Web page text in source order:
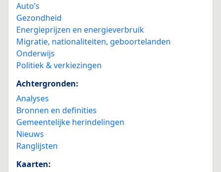
Auto’s
Gezondheid
Energieprijzen en energieverbruik
Migratie, nationaliteiten, geboortelanden
Onderwijs
Politiek & verkiezingen
Achtergronden:
Analyses
Bronnen en definities
Gemeentelijke herindelingen
Nieuws
Ranglijsten
Kaarten: